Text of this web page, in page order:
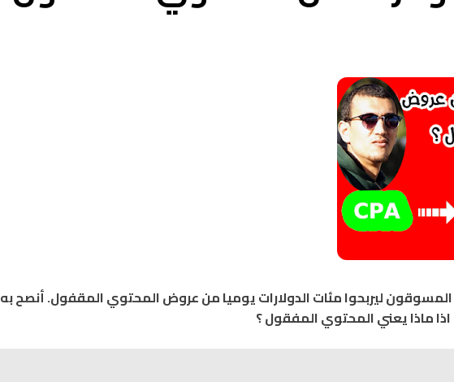
ليربحوا مئات الدولارات يوميا من عروض المحتوي المقفول. أنصح به
ماذا يعني المحتوي المفقول ؟